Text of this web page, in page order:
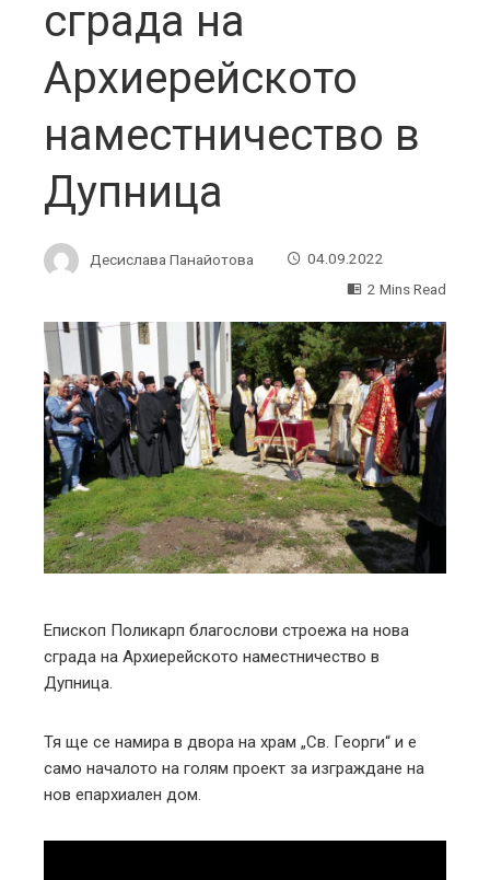
сграда на
Архиерейското
наместничество в
Дупница
Десислава Панайотова
04.09.2022
2 Mins Read
Епископ Поликарп благослови строежа на нова
сграда на Архиерейското наместничество в
Дупница.
Тя ще се намира в двора на храм „Св. Георги“ и е
само началото на голям проект за изграждане на
нов епархиален дом.